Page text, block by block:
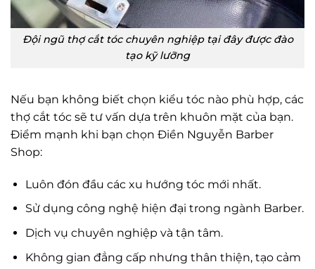
Đội ngũ thợ cắt tóc chuyên nghiệp tại đây được đào
tạo kỹ lưỡng
Nếu bạn không biết chọn kiểu tóc nào phù hợp, các
thợ cắt tóc sẽ tư vấn dựa trên khuôn mặt của bạn.
Điểm mạnh khi bạn chọn Điền Nguyễn Barber
Shop:
Luôn đón đầu các xu hướng tóc mới nhất.
Sử dụng công nghệ hiện đại trong ngành Barber.
Dịch vụ chuyên nghiệp và tận tâm.
Không gian đẳng cấp nhưng thân thiện, tạo cảm